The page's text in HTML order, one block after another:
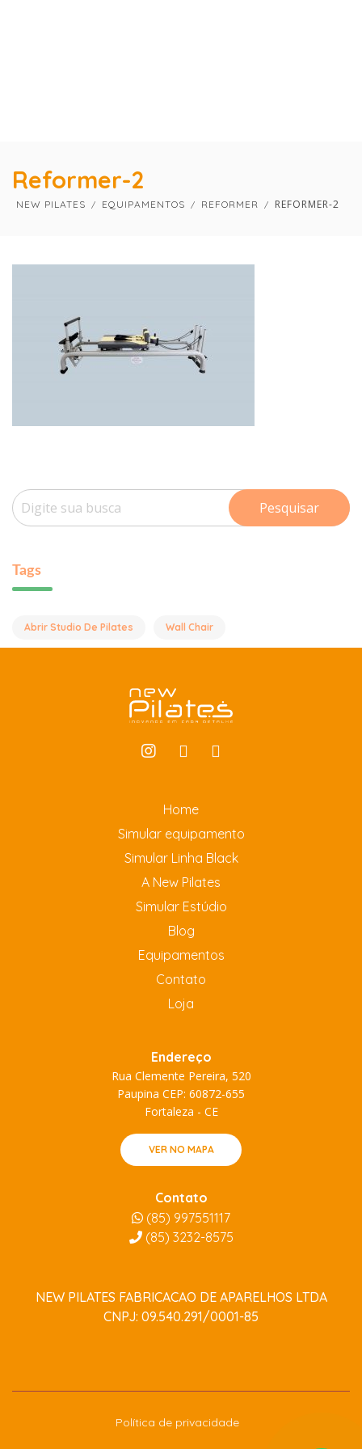
Reformer-2
NEW PILATES EQUIPAMENTOS REFORMER REFORMER-2
Pesquisar
Tags
Abrir Studio De Pilates Wall Chair
Home
Simular equipamento
Simular Linha Black
A New Pilates
Simular Estúdio
Blog
Equipamentos
Contato
Loja
Endereço
Rua Clemente Pereira, 520
Paupina CEP: 60872-655
Fortaleza - CE
VER NO MAPA
Contato
(85) 997551117
(85) 3232-8575
NEW PILATES FABRICACAO DE APARELHOS LTDA
CNPJ: 09.540.291/0001-85
Política de privacidade